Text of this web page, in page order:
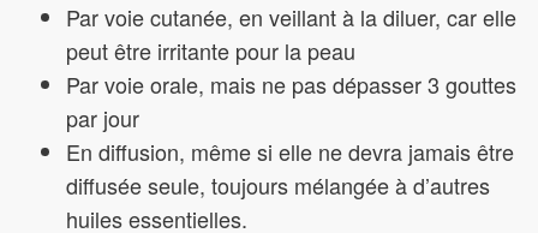
Par voie cutanée, en veillant à la diluer, car elle
peut être irritante pour la peau
Par voie orale, mais ne pas dépasser 3 gouttes
par jour
En diffusion, même si elle ne devra jamais être
diffusée seule, toujours mélangée à d’autres
huiles essentielles.